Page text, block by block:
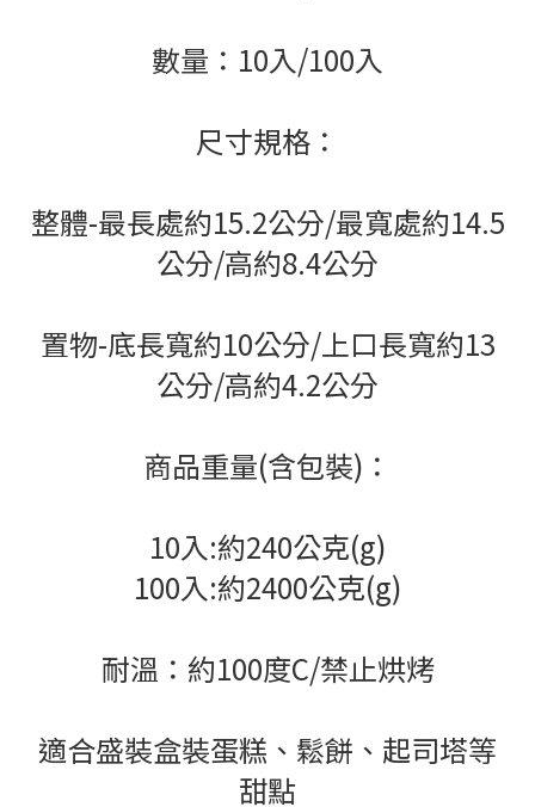
數量：10入/100入
尺寸規格 ：
整體-最長處約15.2公分/最寬處約14.5
公分/高約8.4公分
置物-底長寬約10公分/上口長寬約13
公分/高約4.2公分
商品重量(含包裝)：
10入:約240公克(g)
100入:約2400公克(g)
耐溫：約100度C/禁止烘烤
適合盛裝盒裝蛋糕、鬆餅、起司塔等
甜點